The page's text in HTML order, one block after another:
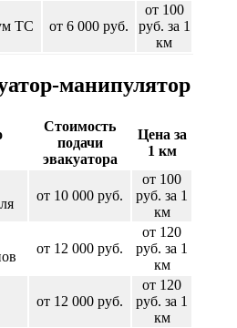
ТС от 6 000 руб.
от 100
руб. за 1
км
манипулятор
Стоимость
подачи
эвакуатора
Цена за
1 км
от 10 000 руб.
от 100
руб. за 1
км
от 12 000 руб.
от 120
руб. за 1
км
от 12 000 руб.
от 120
руб. за 1
км